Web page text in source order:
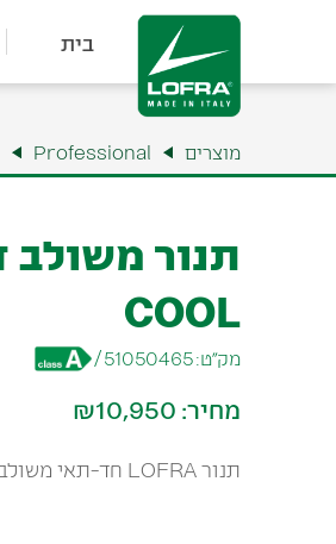
בית
מוצרים Professional
COOL
מק״ט:51050465
/
מחיר: ₪10,950
תנור LOFRA חד-תאי משולב גז בעל 9 תוכניות אפיה 90cm